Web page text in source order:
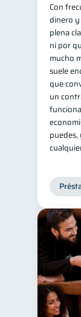
Con
dinero y
plena
ni por
mucho
suele
que
un